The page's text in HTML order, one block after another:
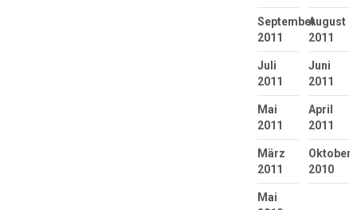
September
2011
August
2011
Juli
2011
Juni
2011
Mai
2011
April
2011
März
2011
Oktober
2010
Mai